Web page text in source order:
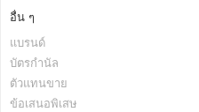
อื่น ๆ
แบรนด์
บัตรกำนัล
ตัวแทนขาย
ข้อเสนอพิเสษ